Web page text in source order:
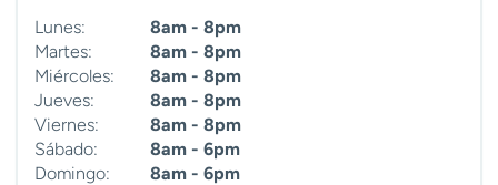
Lunes:
8am - 8pm
Martes:
8am - 8pm
Miércoles:
8am - 8pm
Jueves:
8am - 8pm
Viernes:
8am - 8pm
Sábado:
8am - 6pm
Domingo:
8am - 6pm